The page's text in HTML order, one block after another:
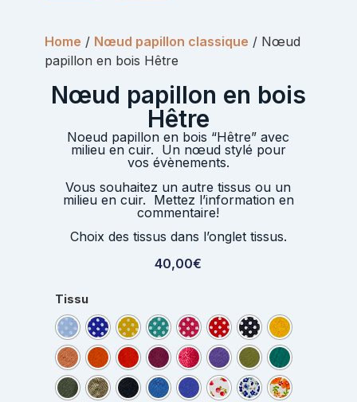
Home / Nœud papillon classique / Nœud
papillon en bois Hêtre
Nœud papillon en bois
Hêtre
Noeud papillon en bois “Hêtre” avec
milieu en cuir. Un nœud stylé pour
vos évènements.
Vous souhaitez un autre tissus ou un
milieu en cuir. Mettez l’information en
commentaire!
Choix des tissus dans l’onglet tissus.
40,00€
Tissu